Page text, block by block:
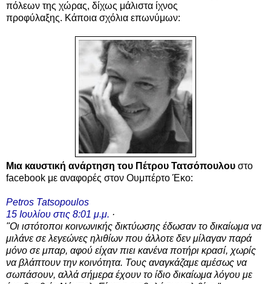
πόλεων της χώρας, δίχως μάλιστα ίχνος
προφύλαξης. Κάποια σχόλια επωνύμων:
Μια καυστική ανάρτηση του Πέτρου Τατσόπουλου στο
facebook με αναφορές στον Ουμπέρτο Έκο:
Petros Tatsopoulos
15 Ιουλίου στις 8:01 μ.μ. ·
"Οι ιστότοποι κοινωνικής δικτύωσης έδωσαν το δικαίωμα να
μιλάνε σε λεγεώνες ηλιθίων που άλλοτε δεν μίλαγαν παρά
μόνο σε μπαρ, αφού είχαν πιει κανένα ποτήρι κρασί, χωρίς
να βλάπτουν την κοινότητα. Τους αναγκάζαμε αμέσως να
σωπάσουν, αλλά σήμερα έχουν το ίδιο δικαίωμα λόγου με